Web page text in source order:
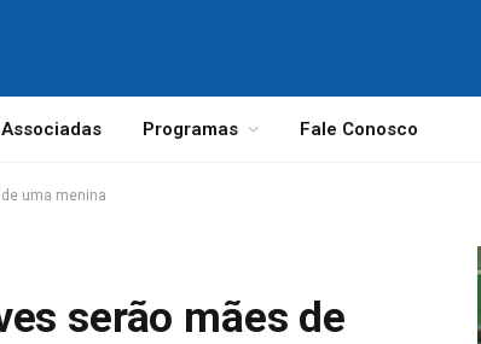
Programas Fale Conosco
uma menina
serão mães de